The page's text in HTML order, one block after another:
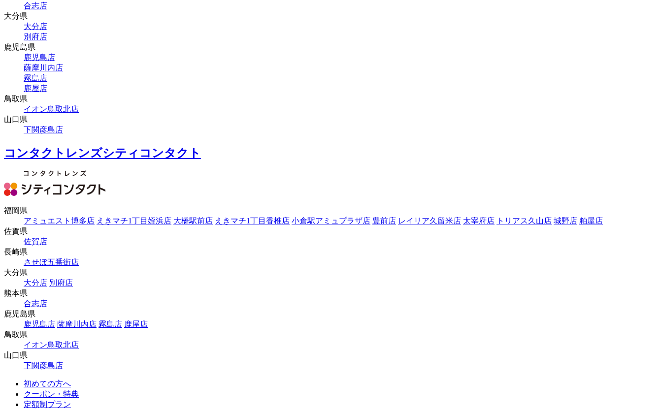
合志店
大分県
大分店
別府店
鹿児島県
鹿児島店
薩摩川内店
霧島店
鹿屋店
鳥取県
イオン鳥取北店
山口県
下関彦島店
コンタクトレンズシティコンタクト
福岡県
アミュエスト博多店 えきマチ1丁目姪浜店 大橋駅前店 えきマチ1丁目香椎店 小倉駅アミュプラザ店 豊前店 レイリア久留米店 太宰府店 トリアス久山店 城野店 粕屋店
佐賀県
佐賀店
長崎県
させぼ五番街店
大分県
大分店 別府店
熊本県
合志店
鹿児島県
鹿児島店 薩摩川内店 霧島店 鹿屋店
鳥取県
イオン鳥取北店
山口県
下関彦島店
初めての方へ
クーポン・特典
定額制プラン